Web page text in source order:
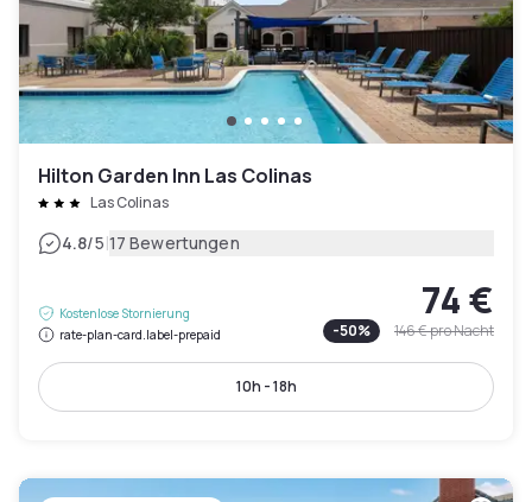
Hilton Garden Inn Las Colinas
Las Colinas
4.8/5|17 Bewertungen
Kostenlose Stornierung
rate-plan-card.label-prepaid
74 €
-50% 146 €pro Nacht
10h - 18h